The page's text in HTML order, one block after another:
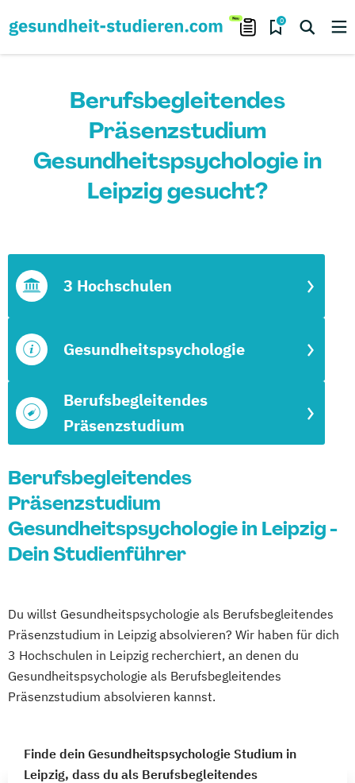
0
Berufsbegleitendes
Präsenzstudium
Gesundheitspsychologie in
Leipzig gesucht?
Berufsbegleitendes
Präsenzstudium
Gesundheitspsychologie
3 Hochschulen
Berufsbegleitendes
Präsenzstudium
Gesundheitspsychologie in Leipzig -
Dein Studienführer
Du willst Gesundheitspsychologie als Berufsbegleitendes
Präsenzstudium in Leipzig absolvieren? Wir haben für dich
3 Hochschulen in Leipzig recherchiert, an denen du
Gesundheitspsychologie als Berufsbegleitendes
Präsenzstudium absolvieren kannst.
Finde dein Gesundheitspsychologie Studium in
Leipzig, dass du als Berufsbegleitendes